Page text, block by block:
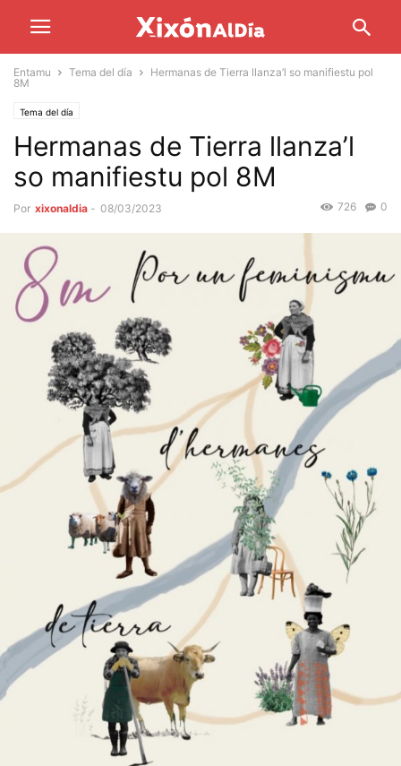
Entamu Tema del día
Hermanas de Tierra llanza’l so manifiestu pol
8M
Tema del día
Hermanas de Tierra llanza’l
so manifiestu pol 8M
Por xixonaldia - 08/03/2023 0
726